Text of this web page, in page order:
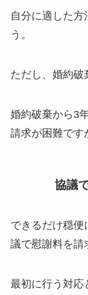
自分に適した方
う。
ただし、婚約破
婚約破棄から3
請求が困難です
協議
できるだけ穏便
議で慰謝料を請
最初に行う対応